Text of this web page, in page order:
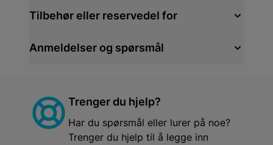
Tilbehør eller reservedel for
Anmeldelser og spørsmål
Trenger du hjelp?
Har du spørsmål eller lurer på noe?
Trenger du hjelp til å legge inn